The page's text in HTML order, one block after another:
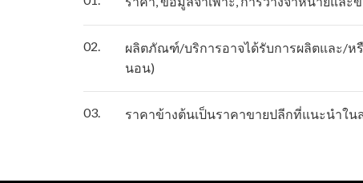
02.
ผลิตภัณฑ์/บริการอาจได้รับการผลิตและ/
นอน)
03. ราคาข้างต้นเป็นราคาขายปลีกที่แนะนำใน